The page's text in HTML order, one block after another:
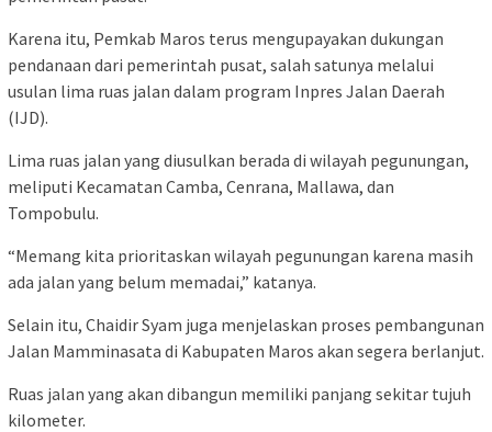
Karena itu, Pemkab Maros terus mengupayakan dukungan
pendanaan dari pemerintah pusat, salah satunya melalui
usulan lima ruas jalan dalam program Inpres Jalan Daerah
(IJD).
Lima ruas jalan yang diusulkan berada di wilayah pegunungan,
meliputi Kecamatan Camba, Cenrana, Mallawa, dan
Tompobulu.
“Memang kita prioritaskan wilayah pegunungan karena masih
ada jalan yang belum memadai,” katanya.
Selain itu, Chaidir Syam juga menjelaskan proses pembangunan
Jalan Mamminasata di Kabupaten Maros akan segera berlanjut.
Ruas jalan yang akan dibangun memiliki panjang sekitar tujuh
kilometer.